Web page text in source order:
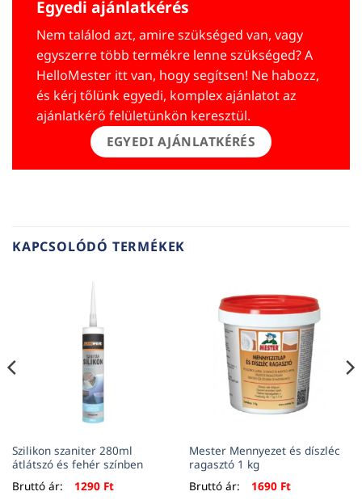
Egyedi ajánlatkérés
Nem találod azt, amire szükséged van, vagy
egyszerre több termékre lenne szükséged? A
HelloMester itt van, hogy segítsen! Ne habozz,
és kérj tőlünk egyedi, komplex ajánlatot az
ajánlatkérő felületünkön keresztül.
EGYEDI AJÁNLATKÉRÉS
KAPCSOLÓDÓ TERMÉKEK
Szilikon szaniter 280ml
átlátszó és fehér színben
Bruttó ár:
1290 Ft
Mester Mennyezet és díszléc
ragasztó 1 kg
Bruttó ár:
1690 Ft